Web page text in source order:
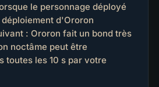
le personnage déployé
d'Ororon
: Ororon fait un bond très
noctâme peut être
toutes les 10 s par votre